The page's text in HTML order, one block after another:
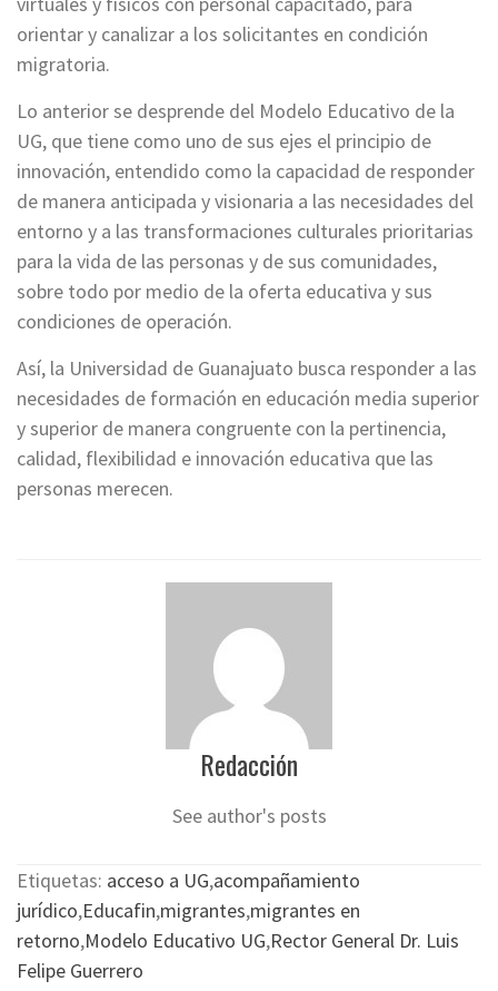
orientar y canalizar a los solicitantes en condición
migratoria.
Lo anterior se desprende del Modelo Educativo de la
UG, que tiene como uno de sus ejes el principio de
innovación, entendido como la capacidad de responder
de manera anticipada y visionaria a las necesidades del
entorno y a las transformaciones culturales prioritarias
para la vida de las personas y de sus comunidades,
sobre todo por medio de la oferta educativa y sus
condiciones de operación.
Así, la Universidad de Guanajuato busca responder a las
necesidades de formación en educación media superior
y superior de manera congruente con la pertinencia,
calidad, flexibilidad e innovación educativa que las
personas merecen.
Redacción
See author's posts
Etiquetas: acceso a UG,acompañamiento
jurídico,Educafin,migrantes,migrantes en
retorno,Modelo Educativo UG,Rector General Dr. Luis
Felipe Guerrero